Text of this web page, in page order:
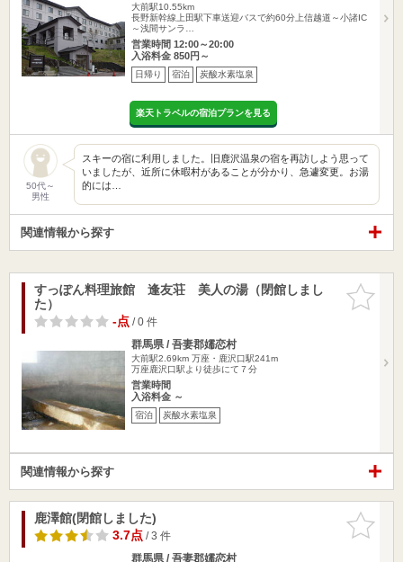
大前駅10.55km
長野新幹線上田駅下車送迎バスで約60分上信越道～小諸IC
～浅間サンラ…
営業時間 12:00～20:00
入浴料金 850円～
日帰り 宿泊 炭酸水素塩泉
楽天トラベルの宿泊プランを見る
50代～
男性
スキーの宿に利用しました。旧鹿沢温泉の宿を再訪しよう思って
いましたが、近所に休暇村があることが分かり、急遽変更。お湯
的には…
関連情報から探す
お気に入
りに追加
すっぽん料理旅館 逢友荘 美人の湯（閉館しまし
た）
-点/ 0 件
群馬県 / 吾妻郡嬬恋村
大前駅2.69km 万座・鹿沢口駅241m
万座鹿沢口駅より徒歩にて７分
営業時間
入浴料金 ～
宿泊 炭酸水素塩泉
関連情報から探す
お気に入
りに追加
鹿澤館(閉館しました)
3.7点/ 3 件
群馬県 / 吾妻郡嬬恋村